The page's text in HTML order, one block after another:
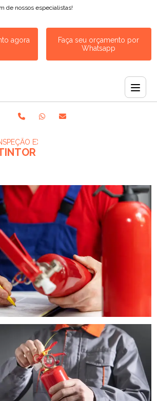
de nossos especialistas!
agora
Faça seu orçamento por
Whatsapp
EXTINTOR